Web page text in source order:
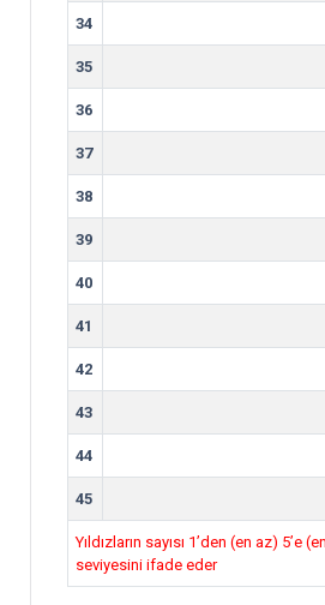
34
35
36
37
38
39
40
41
42
43
44
45
Yıldızların sayısı 1’den (en az) 5’e
seviyesini ifade eder